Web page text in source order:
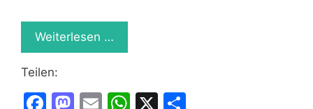
Weiterlesen …
Teilen:
F
M E
W X